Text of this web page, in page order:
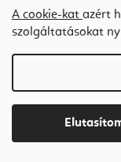
A cookie-kat azért
szolgáltatásokat